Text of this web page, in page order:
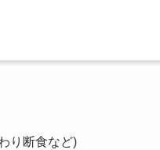
り断食など)